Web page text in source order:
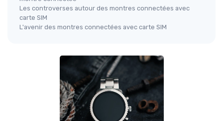
Les controverses autour des montres connectées avec
carte SIM
L'avenir des montres connectées avec carte SIM